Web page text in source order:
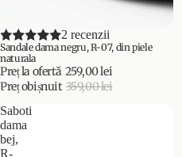
PROMOȚIE 2 recenzii
Sandale dama negru, R-07, din piele
naturala
Preț la ofertă 259,00 lei
Preț obișnuit 359,00 lei
Saboti
dama
bej,
R-